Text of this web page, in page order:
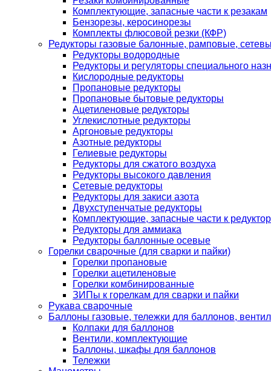
Комплектующие, запасные части к резакам
Бензорезы, керосинорезы
Комплекты флюсовой резки (КФР)
Редукторы газовые балонные, рамповые,
Редукторы водородные
Редукторы и регуляторы специального
Кислородные редукторы
Пропановые редукторы
Пропановые бытовые редукторы
Ацетиленовые редукторы
Углекислотные редукторы
Аргоновые редукторы
Азотные редукторы
Гелиевые редукторы
Редукторы для сжатого воздуха
Редукторы высокого давления
Сетевые редукторы
Редукторы для закиси азота
Двухступенчатые редукторы
Комплектующие, запасные части к
Редукторы для аммиака
Редукторы баллонные осевые
Горелки сварочные (для сварки и пайки)
Горелки пропановые
Горелки ацетиленовые
Горелки комбинированные
ЗИПы к горелкам для сварки и пайки
Рукава сварочные
Баллоны газовые, тележки для баллонов,
Колпаки для баллонов
Вентили, комплектующие
Баллоны, шкафы для баллонов
Тележки